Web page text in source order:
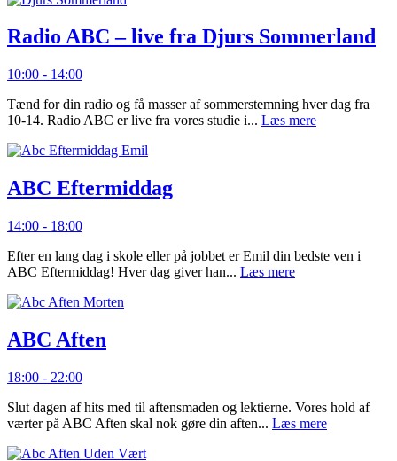
Radio ABC – live fra Djurs Sommerland
10:00 - 14:00
Tænd for din radio og få masser af sommerstemning hver dag fra
10-14. Radio ABC er live fra vores studie i... Læs mere
ABC Eftermiddag
14:00 - 18:00
Efter en lang dag i skole eller på jobbet er Emil din bedste ven i
ABC Eftermiddag! Hver dag giver han... Læs mere
ABC Aften
18:00 - 22:00
Slut dagen af hits med til aftensmaden og lektierne. Vores hold af
værter på ABC Aften skal nok gøre din aften... Læs mere